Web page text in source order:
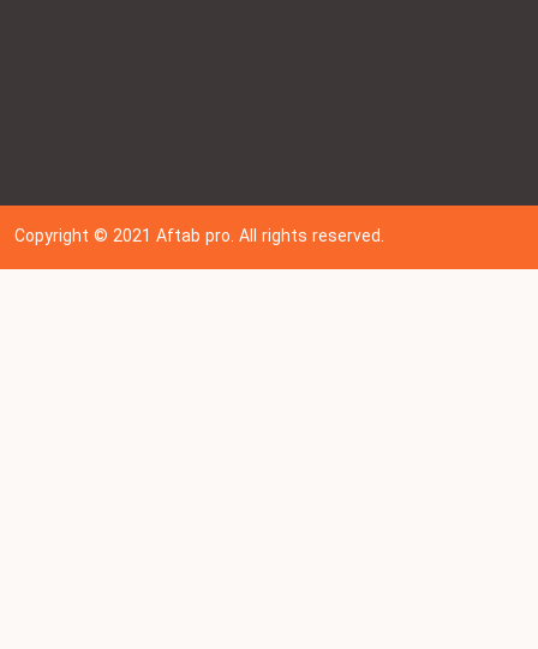
Copyright © 202 1Aftab pro. All rights reserved.